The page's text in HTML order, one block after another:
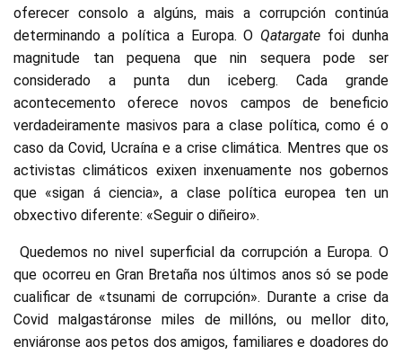
oferecer consolo a algúns, mais a corrupción continúa
determinando a política a Europa. O Qatargate foi dunha
magnitude tan pequena que nin sequera pode ser
considerado a punta dun iceberg. Cada grande
acontecemento oferece novos campos de beneficio
verdadeiramente masivos para a clase política, como é o
caso da Covid, Ucraína e a crise climática. Mentres que os
activistas climáticos exixen inxenuamente nos gobernos
que «sigan á ciencia», a clase política europea ten un
obxectivo diferente: «Seguir o diñeiro».
Quedemos no nivel superficial da corrupción a Europa. O
que ocorreu en Gran Bretaña nos últimos anos só se pode
cualificar de «tsunami de corrupción». Durante a crise da
Covid malgastáronse miles de millóns, ou mellor dito,
enviáronse aos petos dos amigos, familiares e doadores do